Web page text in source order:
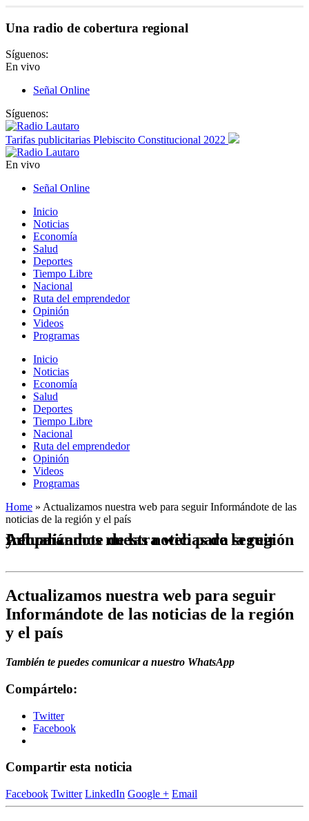
Una radio de cobertura regional
Síguenos:
En vivo
Señal Online
Síguenos:
Tarifas publicitarias Plebiscito Constitucional 2022
En vivo
Señal Online
Inicio
Noticias
Economía
Salud
Deportes
Tiempo Libre
Nacional
Ruta del emprendedor
Opinión
Videos
Programas
Inicio
Noticias
Economía
Salud
Deportes
Tiempo Libre
Nacional
Ruta del emprendedor
Opinión
Videos
Programas
Home » Actualizamos nuestra web para seguir Informándote de las
noticias de la región y el país
Actualizamos nuestra web para seguir Informándote de las noticias de la región y el país
Actualizamos nuestra web para seguir
Informándote de las noticias de la región
y el país
También te puedes comunicar a nuestro WhatsApp
Compártelo:
Twitter
Facebook
Compartir esta noticia
Facebook Twitter LinkedIn Google + Email